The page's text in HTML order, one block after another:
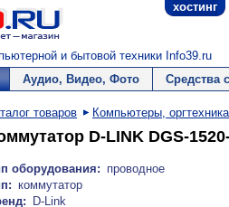
хостинг
и бытовой техники Info39.ru
Аудио, Видео, Фото Средства
товаров Компьютеры, оргтехника
D-LINK DGS-
оборудования: проводное
коммутатор
D-Link